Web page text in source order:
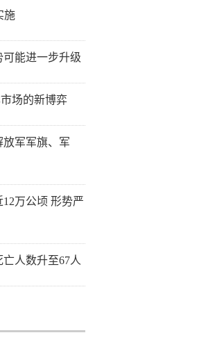
施
能进一步升级
场的新博弈
军军旗、军
万公顷 形势严
人数升至67人